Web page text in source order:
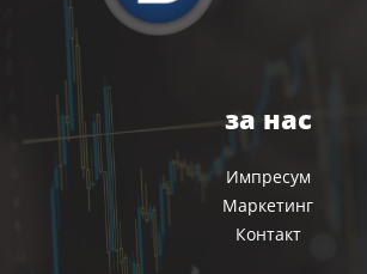
за нас
Импресум
Маркетинг
Контакт